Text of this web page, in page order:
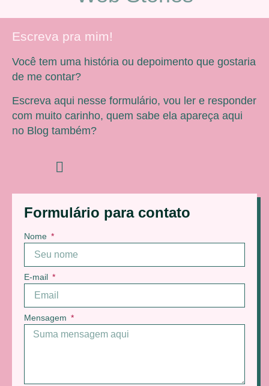
Formulário para contato
Nome
E-mail
Mensagem
Escreva pra mim!
Você tem uma história ou depoimento que gostaria
de me contar?
Escreva aqui nesse formulário, vou ler e responder
com muito carinho, quem sabe ela apareça aqui
no Blog também?